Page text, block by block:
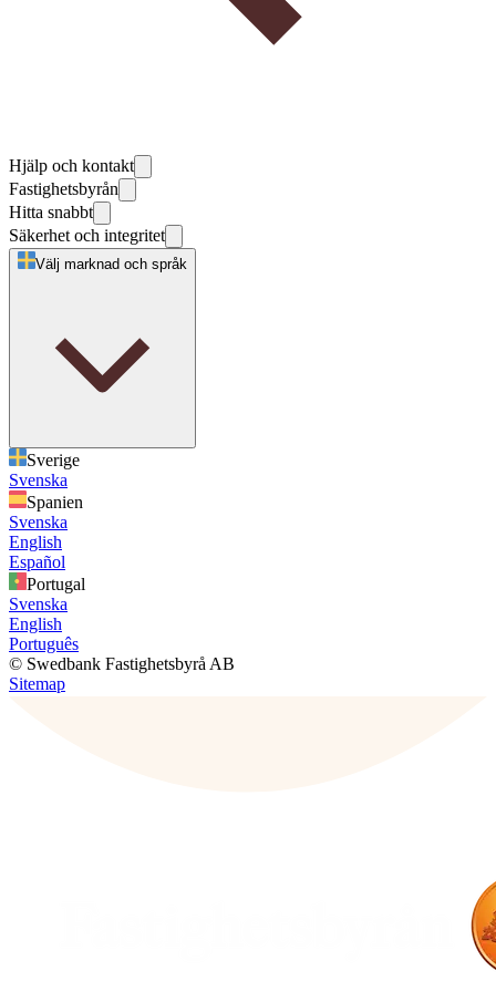
Hjälp och kontakt
Fastighetsbyrån
Hitta snabbt
Säkerhet och integritet
Välj marknad och språk
Sverige
Svenska
Spanien
Svenska
English
Español
Portugal
Svenska
English
Português
© Swedbank Fastighetsbyrå AB
Sitemap